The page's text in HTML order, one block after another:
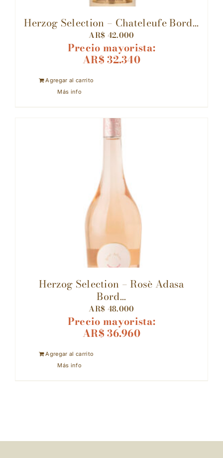
Herzog Selection – Chateleufe Bord...
AR$ 42.000
Precio mayorista:
AR$32.340
Agregar al carrito
Más info
Herzog Selection – Rosè Adasa
Bord...
AR$ 48.000
Precio mayorista:
AR$36.960
Agregar al carrito
Más info